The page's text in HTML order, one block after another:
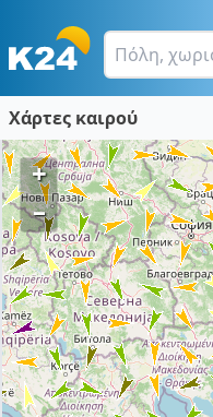
Χάρτες καιρού
+
–